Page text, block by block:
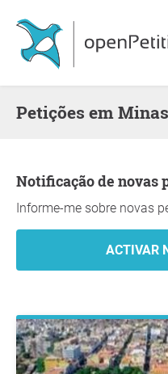
Petições em
Notificação de
Informe-me sobre novas